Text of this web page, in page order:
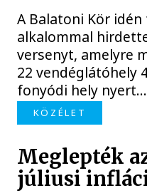
A Balatoni Kör
alkalommal
versenyt, amelyre
22 vendéglátóhely
fonyódi hely nyert...
KÖZÉLET
Meglepték
júliusi